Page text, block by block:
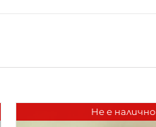
Не е налично